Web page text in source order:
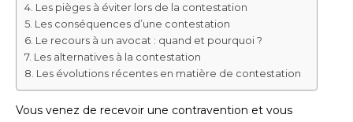
Les pièges à éviter lors de la contestation
Les conséquences d’une contestation
Le recours à un avocat : quand et pourquoi ?
Les alternatives à la contestation
Les évolutions récentes en matière de contestation
Vous venez de recevoir une contravention et vous